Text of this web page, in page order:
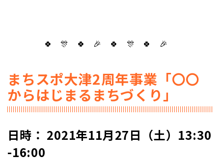
🍀 🎊 🍀 🎉 🍀 🎊 🍀 🎉
まちスポ大津2周年事業「〇〇
からはじまるまちづくり」
日時： 2021年11月27日（土）13:30
-16:00